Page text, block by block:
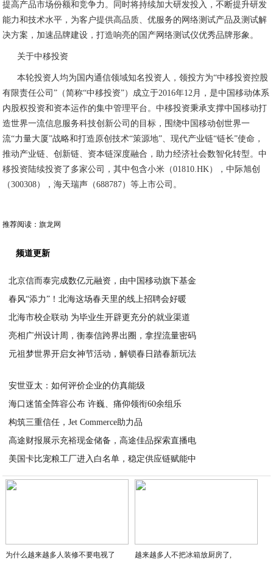
提高产品市场份额和竞争力。同时将持续加大研发投入，不断提升研发
能力和技术水平 ，为客户提供高品质、优服务的网络测试产品及测试解
决方案， 加速品牌建设，打造响亮的国产网络测试仪优秀品牌形象。
关于中移投资
本轮投资人均为国内通信领域知名投资人，领投方为“中移投资控股
有限责任公司” （简称“中移投资”）成立于2016年12月，是中国移动体系
内股权投资和资本运作的集中管理平台。中移投资秉承支撑中国移动打
造世界一流信息服务科技创新公司的目标，围绕中国移动创世界一
流“力量大厦”战略和打造原创技术“策源地”、现代产业链“链长”使命，
推动产业链、创新链、资本链深度融合，助力经济社会数智化转型。中
移投资陆续投资了多家公司，其中包含小米（01810.HK），中际旭创
（300308），海天瑞声（688787）等上市公司。
推荐阅读：旗龙网
频道更新
北京信而泰完成数亿元融资，由中国移动旗下基金
春风“添力”！北海这场春天里的线上招聘会好暖
北海市校企联动 为毕业生开辟更充分的就业渠道
亮相广州设计周，衡泰信跨界出圈，拿捏流量密码
元祖梦世界开启女神节活动，解锁春日踏春新玩法
安世亚太：如何评价企业的仿真能级
海口迷笛全阵容公布 许巍、痛仰领衔60余组乐
构筑三重信任，Jet Commerce助力品
高途财报展示充裕现金储备，高途佳品探索直播电
美国卡比宠粮工厂进入白名单，稳定供应链赋能中
2023-03-01
为什么越来越多人装修不要电视了 越来越多人不把冰箱放厨房了,